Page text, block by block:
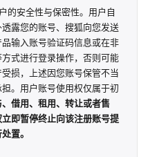
的安全性与保密性。用户自
露您的账号、搜狐向您发送
输入账号验证码信息或在非
式进行登录操作，否则可能
损，上述因您账号保管不当
。用户账号使用权仅属于初
借用、租用、转让或者售
即暂停终止向该注册账号提
置。